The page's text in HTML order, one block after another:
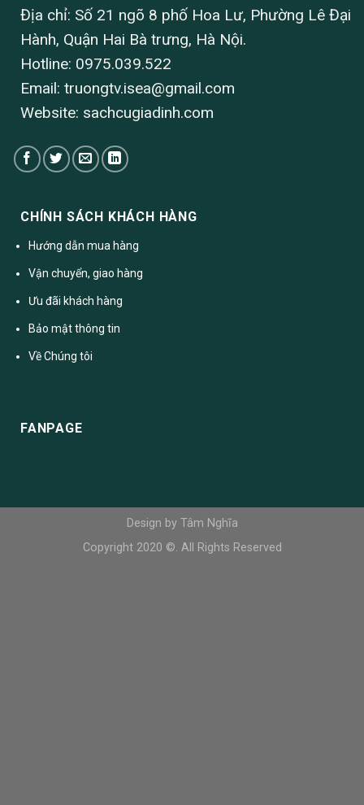
Địa chỉ: Số 21 ngõ 8 phố Hoa Lư, Phường Lê Đại
Hành, Quận Hai Bà trưng, Hà Nội.
Hotline: 0975.039.522
Email: truongtv.isea@gmail.com
Website: sachcugiadinh.com
CHÍNH SÁCH KHÁCH HÀNG
Hướng dẫn mua hàng
Vận chuyển, giao hàng
Ưu đãi khách hàng
Bảo mật thông tin
Về Chúng tôi
FANPAGE
Design by Tâm Nghĩa
Copyright 2020 ©. All Rights Reserved